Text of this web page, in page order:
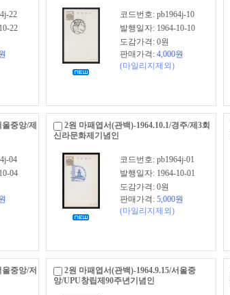
22
22
코드번호: pb1964j-10
발행일자: 1964-10-10
도감가격: 0원
판매가격: 4,000원
(마일리지제외)
중앙/제
04
04
2원 마패엽서(관백)-1964.10.1/경주/제3회
신라문화제기념인
코드번호: pb1964j-01
발행일자: 1964-10-01
도감가격: 0원
판매가격: 5,000원
(마일리지제외)
중앙/저
2원 마패엽서(관백)-1964.9.15/서울중
앙/UPU창립제90주년기념인